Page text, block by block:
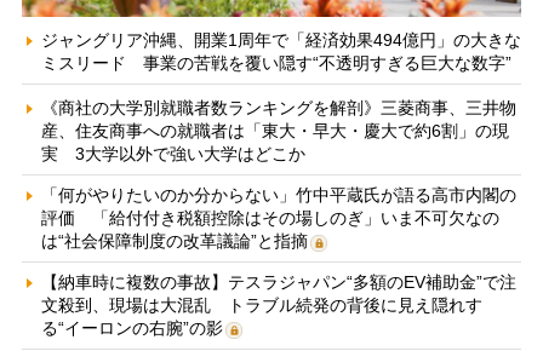
ジャングリア沖縄、開業1周年で「経済効果494億円」の大きな
ミスリード 事業の苦戦を覆い隠す“不透明すぎる巨大な数字”
《商社の大学別就職者数ランキングを解剖》三菱商事、三井物
産、住友商事への就職者は「東大・早大・慶大で約6割」の現
実 3大学以外で強い大学はどこか
「何がやりたいのか分からない」竹中平蔵氏が語る高市内閣の
評価 「給付付き税額控除はその場しのぎ」いま不可欠なの
は“社会保障制度の改革議論”と指摘
【納車時に複数の事故】テスラジャパン“多額のEV補助金”で注
文殺到、現場は大混乱 トラブル続発の背後に見え隠れす
る“イーロンの右腕”の影